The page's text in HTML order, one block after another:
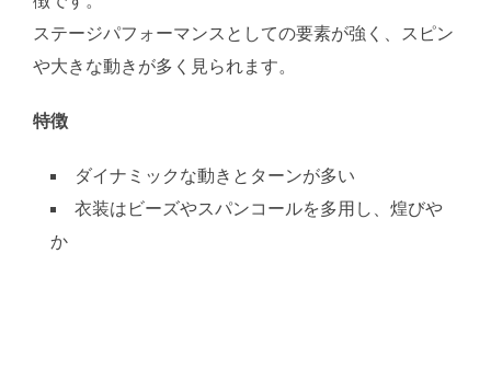
ステージパフォーマンスとしての要素が強く、スピン
や大きな動きが多く見られます。
特徴
ダイナミックな動きとターンが多い
衣装はビーズやスパンコールを多用し、煌びや
か